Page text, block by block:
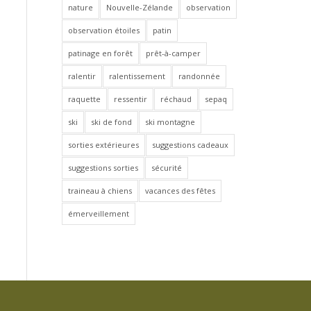
nature Nouvelle-Zélande observation
observation étoiles patin
patinage en forêt prêt-à-camper
ralentir ralentissement randonnée
raquette ressentir réchaud sepaq
ski ski de fond ski montagne
sorties extérieures suggestions cadeaux
suggestions sorties sécurité
traineau à chiens vacances des fêtes
émerveillement